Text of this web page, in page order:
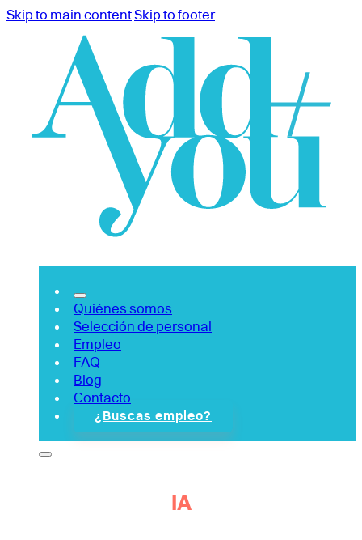
Skip to main contentSkip to footer
Quiénes somos
Selección de personal
Empleo
FAQ
Blog
Contacto
¿Buscas empleo?
IA